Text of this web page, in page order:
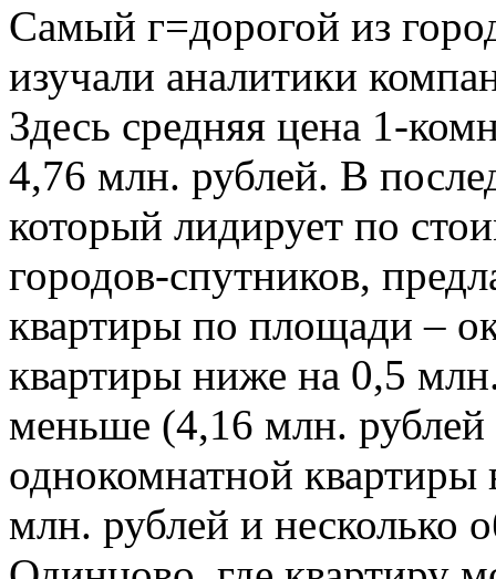
Самый г=дорогой из
изучали аналитики
Здесь средняя цена 1-
4,76 млн. рублей. В
который лидирует по
городов-спутников,
квартиры по площади –
квартиры ниже на 0,5
меньше (4,16 млн.
однокомнатной квартиры
млн. рублей и несколько